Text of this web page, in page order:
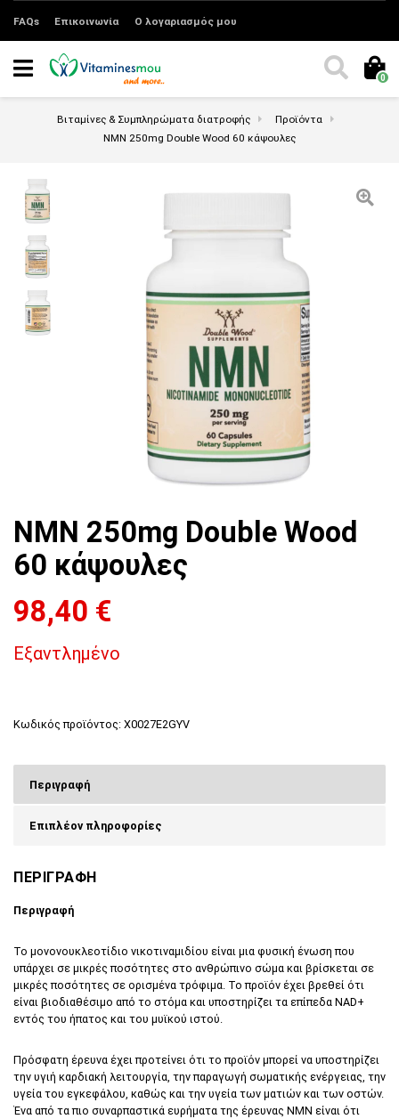
FAQs Επικοινωνία Ο λογαριασμός μου
0
Βιταμίνες & Συμπληρώματα διατροφής
Προϊόντα
NMN 250mg Double Wood 60 κάψουλες
NMN 250mg Double Wood
60 κάψουλες
98,40 €
Εξαντλημένο
Κωδικός προϊόντος: X0027E2GYV
Περιγραφή
Επιπλέον πληροφορίες
ΠΕΡΙΓΡΑΦΗ
Περιγραφή
Το μονονουκλεοτίδιο νικοτιναμιδίου είναι μια φυσική ένωση που
υπάρχει σε μικρές ποσότητες στο ανθρώπινο σώμα και βρίσκεται σε
μικρές ποσότητες σε ορισμένα τρόφιμα. Το προϊόν έχει βρεθεί ότι
είναι βιοδιαθέσιμο από το στόμα και υποστηρίζει τα επίπεδα NAD+
εντός του ήπατος και του μυϊκού ιστού.
Πρόσφατη έρευνα έχει προτείνει ότι το προϊόν μπορεί να υποστηρίζει
την υγιή καρδιακή λειτουργία, την παραγωγή σωματικής ενέργειας, την
υγεία του εγκεφάλου, καθώς και την υγεία των ματιών και των οστών.
Ένα από τα πιο συναρπαστικά ευρήματα της έρευνας NMN είναι ότι